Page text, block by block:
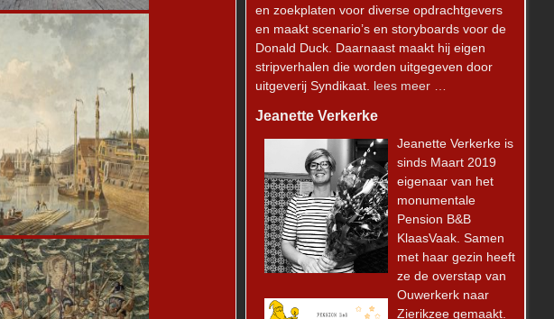
Meer laden
en zoekplaten voor diverse opdrachtgevers
en maakt scenario’s en storyboards voor de
Donald Duck. Daarnaast maakt hij eigen
stripverhalen die worden uitgegeven door
uitgeverij Syndikaat. lees meer …
Jeanette Verkerke
Jeanette Verkerke is
sinds Maart 2019
eigenaar van het
monumentale
Pension B&B
KlaasVaak. Samen
met haar gezin heeft
ze de overstap van
Ouwerkerk naar
Zierikzee gemaakt.